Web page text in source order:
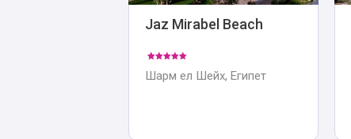
Jaz Mirabel Beach
Шарм ел Шейх, Египет